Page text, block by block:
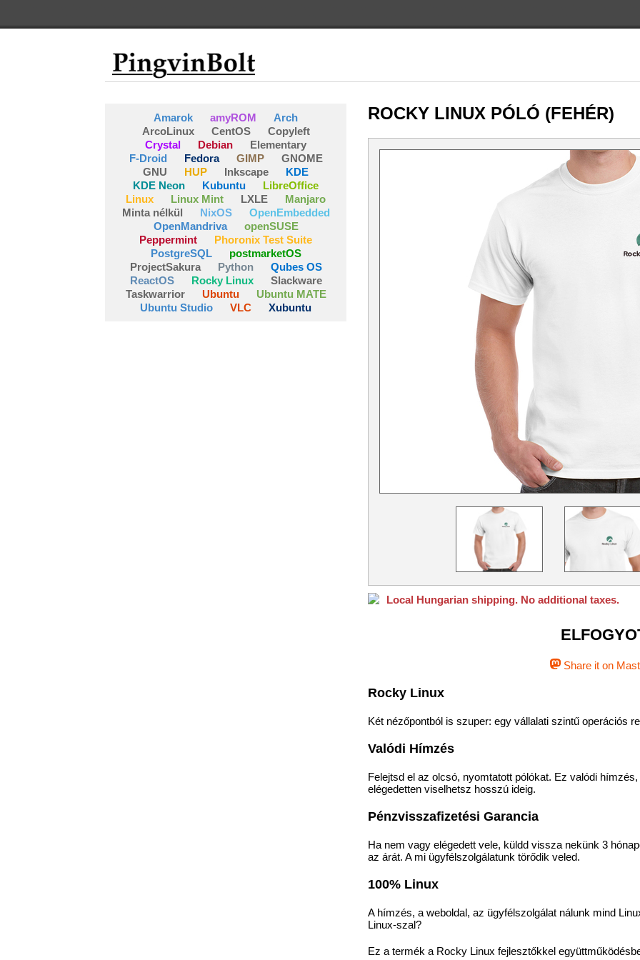
Amarok amyROM
Arch
ArcoLinux
CentOS
Copyleft
Crystal
Debian
Elementary
F-Droid
Fedora GIMP
GNOME
GNU
HUP Inkscape
KDE
KDE Neon
Kubuntu
LibreOffice
Linux
Linux Mint LXLE
Manjaro
Minta nélkül
NixOS
OpenEmbedded
OpenMandriva
openSUSE
Peppermint
Phoronix Test Suite
PostgreSQL
postmarketOS
ProjectSakura
Python
Qubes OS
ReactOS
Rocky Linux
Slackware
Taskwarrior
Ubuntu
Ubuntu MATE
Ubuntu Studio
VLC Xubuntu
ROCKY LINUX PÓLÓ (FEHÉR)
Local Hungarian shipping. No additional taxes.
Share it on
Rocky Linux
Két nézőpontból is szuper: egy vállalati szintű operációs
Valódi Hímzés
Felejtsd el az olcsó, nyomtatott pólókat. Ez valódi
elégedetten viselhetsz hosszú ideig.
Pénzvisszafizetési Garancia
Ha nem vagy elégedett vele, küldd vissza nekünk 3
az árát. A mi ügyfélszolgálatunk törődik veled.
100% Linux
A hímzés, a weboldal, az ügyfélszolgálat nálunk mind
Linux-szal?
Ez a termék a Rocky Linux fejlesztőkkel